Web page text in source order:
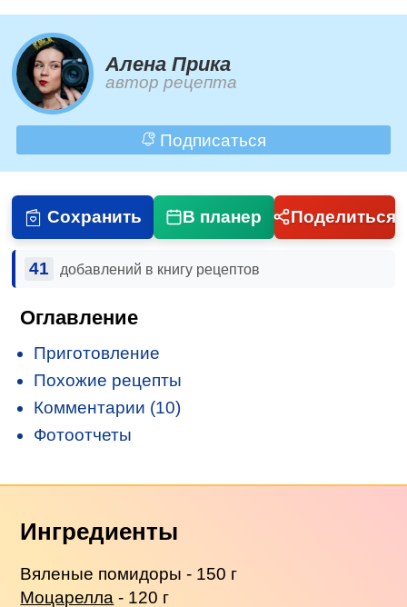
Алена Прика
автор рецепта
Подписаться
Сохранить В планер Поделиться
41 добавлений в книгу рецептов
Оглавление
Приготовление
Похожие рецепты
Комментарии (10)
Фотоотчеты
Ингредиенты
Вяленые помидоры - 150 г
Моцарелла - 120 г